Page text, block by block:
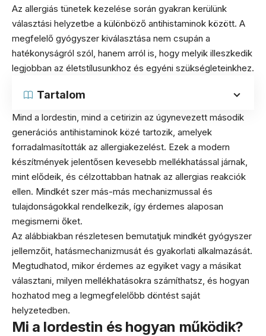
Az allergiás tünetek kezelése során gyakran kerülünk
választási helyzetbe a különböző antihistaminok között. A
megfelelő gyógyszer kiválasztása nem csupán a
hatékonyságról szól, hanem arról is, hogy melyik illeszkedik
legjobban az életstílusunkhoz és egyéni szükségleteinkhez.
Tartalom
Mind a lordestin, mind a cetirizin az úgynevezett második
generációs antihistaminok közé tartozik, amelyek
forradalmasították az allergiakezelést. Ezek a modern
készítmények jelentősen kevesebb mellékhatással járnak,
mint elődeik, és célzottabban hatnak az allergias reakciók
ellen. Mindkét szer más-más mechanizmussal és
tulajdonságokkal rendelkezik, így érdemes alaposan
megismerni őket.
Az alábbiakban részletesen bemutatjuk mindkét gyógyszer
jellemzőit, hatásmechanizmusát és gyakorlati alkalmazását.
Megtudhatod, mikor érdemes az egyiket vagy a másikat
választani, milyen mellékhatásokra számíthatsz, és hogyan
hozhatod meg a legmegfelelőbb döntést saját
helyzetedben.
Mi a lordestin és hogyan működik?